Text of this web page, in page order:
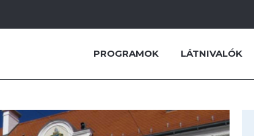
PROGRAMOK LÁTNIVALÓK